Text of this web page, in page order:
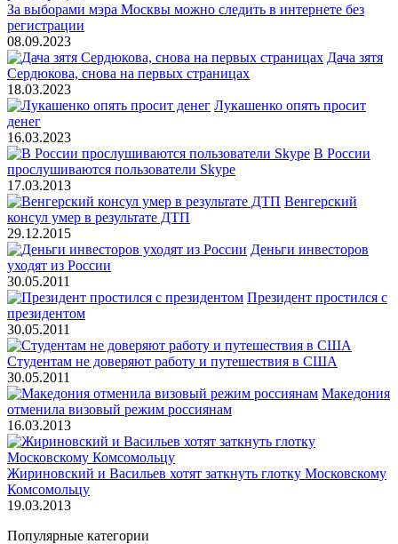
За выборами мэра Москвы можно следить в интернете без
регистрации
08.09.2023
Дача зятя
Сердюкова, снова на первых страницах
18.03.2023
Лукашенко опять просит
денег
16.03.2023
В России
прослушиваются пользователи Skype
17.03.2013
Венгерский
консул умер в результате ДТП
29.12.2015
Деньги инвесторов
уходят из России
30.05.2011
Президент простился с
президентом
30.05.2011
Студентам не доверяют работу и путешествия в США
30.05.2011
Македония
отменила визовый режим россиянам
16.03.2013
Жириновский и Васильев хотят заткнуть глотку Московскому
Комсомольцу
19.03.2013
Популярные категории